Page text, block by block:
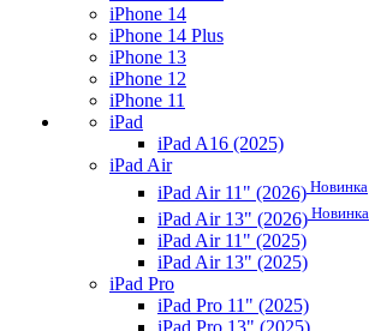
iPhone 14
iPhone 14 Plus
iPhone 13
iPhone 12
iPhone 11
iPad
iPad A16 (2025)
iPad Air
iPad Air 11" (2026) Новинка
iPad Air 13" (2026) Новинка
iPad Air 11" (2025)
iPad Air 13" (2025)
iPad Pro
iPad Pro 11" (2025)
iPad Pro 13" (2025)